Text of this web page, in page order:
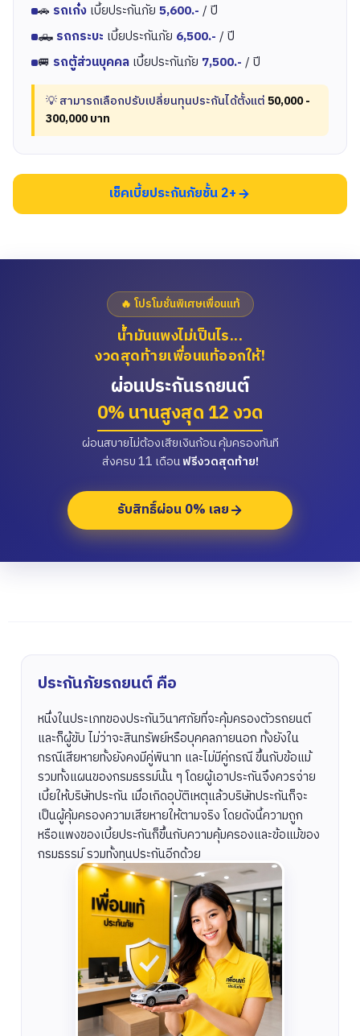
🚗 รถเก๋ง เบี้ยประกันภัย 5,600.- / ปี
🛻 รถกระบะ เบี้ยประกันภัย 6,500.- / ปี
🚐 รถตู้ส่วนบุคคล เบี้ยประกันภัย 7,500.- / ปี
💡 สามารถเลือกปรับเปลี่ยนทุนประกันได้ตั้งแต่50,000 -
300,000 บาท
เช็คเบี้ยประกันภัยชั้น 2+
🔥 โปรโมชั่นพิเศษเพื่อนแท้
น้ำมันแพงไม่เป็นไร...
งวดสุดท้ายเพื่อนแท้ออกให้!
ผ่อนประกันรถยนต์
0% นานสูงสุด 12 งวด
ผ่อนสบายไม่ต้องเสียเงินก้อน คุ้มครองทันที
ส่งครบ 11 เดือนฟรีงวดสุดท้าย!
รับสิทธิ์ผ่อน 0% เลย
ประกันภัยรถยนต์ คือ
หนึ่งในประเภทของประกันวินาศภัยที่จะคุ้มครองตัวรถยนต์
และก็ผู้ขับ ไม่ว่าจะสินทรัพย์หรือบุคคลภายนอก ทั้งยังใน
กรณีเสียหายทั้งยังคงมีคู่พินาท และไม่มีคู่กรณี ขึ้นกับข้อแม้
รวมทั้งแผนของกรมธรรม์นั้น ๆ โดยผู้เอาประกันจึงควรจ่าย
เบี้ยให้บริษัทประกัน เมื่อเกิดอุบัติเหตุแล้วบริษัทประกันก็จะ
เป็นผู้คุ้มครองความเสียหายให้ตามจริง โดยดังนี้ความถูก
หรือแพงของเบี้ยประกันก็ขึ้นกับความคุ้มครองและข้อแม้ของ
กรมธรรม์ รวมทั้งทุนประกันอีกด้วย